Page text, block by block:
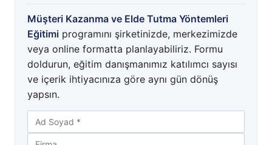
Müşteri Kazanma ve Elde Tutma Yöntemleri
Eğitimi programını şirketinizde, merkezimizde
veya online formatta planlayabiliriz. Formu
doldurun, eğitim danışmanımız katılımcı sayısı
ve içerik ihtiyacınıza göre aynı gün dönüş
yapsın.